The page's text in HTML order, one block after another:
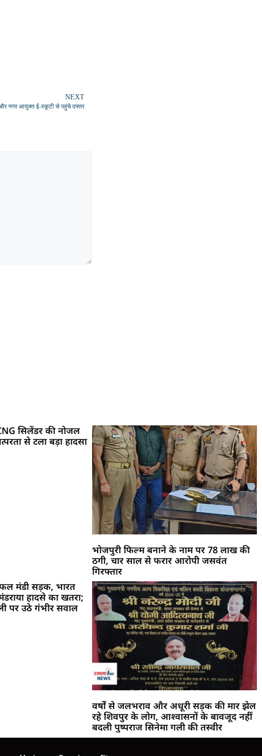
NEXT
और नगर आयुक्त ई-स्कूटी से पहुंचे दफ्तर
सिलेंडर की नोजल
से टला बड़ा हादसा
भोजपुरी फिल्म बनाने के नाम पर 78 लाख की
ठगी, चार साल से फरार आरोपी जसवंत
गिरफ्तार
फल मंडी सड़क, भारत
हादसे का खतरा;
पर उठे गंभीर सवाल
वर्षों से जलभराव और अधूरी सड़क की मार झेल
रहे शिवपुर के लोग, आश्वासनों के बावजूद नहीं
बदली पुष्पराज सिनेमा गली की तस्वीर